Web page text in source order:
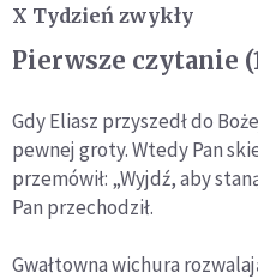
X Tydzień zwykły
Pierwsze czytanie
Gdy Eliasz przyszedł do
pewnej groty. Wtedy Pan
przemówił: „Wyjdź, aby
Pan przechodził.
Gwałtowna wichura